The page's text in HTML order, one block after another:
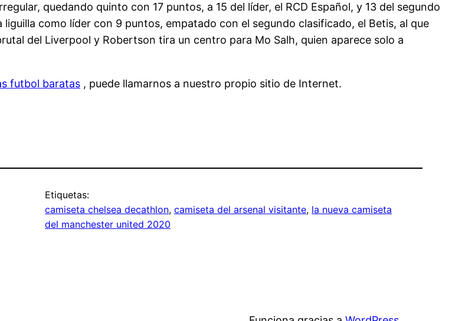
quedando quinto con 17 puntos, a 15 del líder, el RCD Español, y 13 del segundo
como líder con 9 puntos, empatado con el segundo clasificado, el Betis, al que
del Liverpool y Robertson tira un centro para Mo Salh, quien aparece solo a
futbol baratas , puede llamarnos a nuestro propio sitio de Internet.
Etiquetas:
camiseta chelsea decathlon, camiseta del arsenal visitante, la nueva camiseta
del manchester united 2020